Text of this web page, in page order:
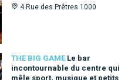
4 Rue des Prêtres 1000
THE BIG GAME Le bar
incontournable du centre qui
mêle sport, musique et petits